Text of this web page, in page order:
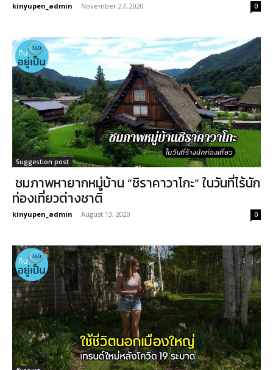
kinyupen_admin - November 27, 2020 0
Suggestion post
ชมภาพหายากหมู่บ้าน “ชิราคาวาโกะ” ในวันที่ไร้นัก
ท่องเที่ยวต่างชาติ
kinyupen_admin - August 13, 2020 0